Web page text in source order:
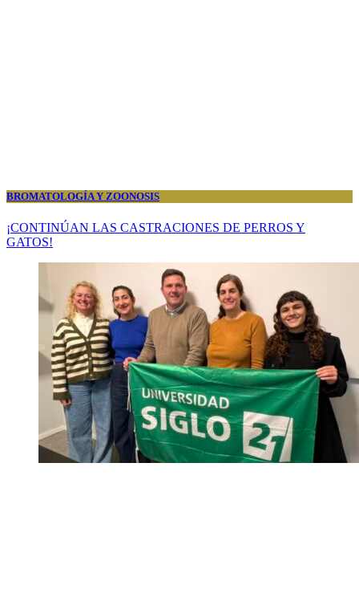
BROMATOLOGÍA Y ZOONOSIS
¡CONTINÚAN LAS CASTRACIONES DE PERROS Y
GATOS!